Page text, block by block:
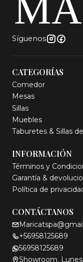
Síguenos
CATEGORÍAS
Comedor
Mesas
Sillas
Muebles
Taburetes & Sillas
INFORMACIÓN
Términos y
Garantía &
Política de
CONTÁCTANOS
+56958125689
56958125689
Showroom.